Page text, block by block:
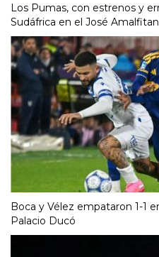
Los Pumas, con estrenos y
Sudáfrica en el José
Boca y Vélez empataron 1-1
Palacio Ducó